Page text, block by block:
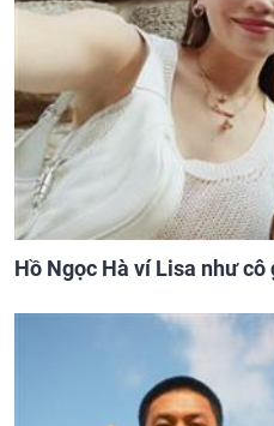
Hồ Ngọc Hà ví Lisa như